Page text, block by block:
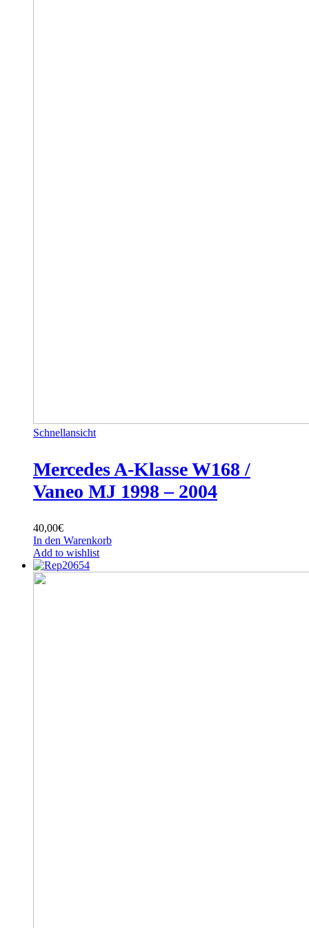
Schnellansicht
Mercedes A-Klasse W168 /
Vaneo MJ 1998 – 2004
40,00€
In den Warenkorb
Add to wishlist